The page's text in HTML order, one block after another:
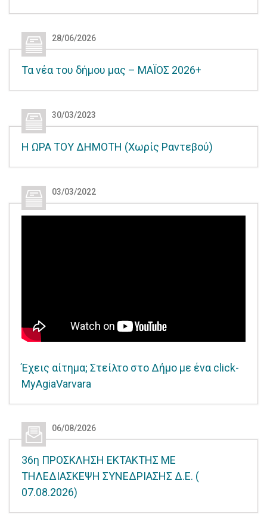
28/06/2026
Τα νέα του δήμου μας – ΜΑΪΟΣ 2026+
30/03/2023
Η ΩΡΑ ΤΟΥ ΔΗΜΟΤΗ (Χωρίς Ραντεβού)
03/03/2022
Έχεις αίτημα; Στείλτο στο Δήμο με ένα click-
MyAgiaVarvara
06/08/2026
36η ΠΡΟΣΚΛΗΣΗ ΕΚΤΑΚΤΗΣ ΜΕ
ΤΗΛΕΔΙΑΣΚΕΨΗ ΣΥΝΕΔΡΙΑΣΗΣ Δ.Ε. (
07.08.2026)